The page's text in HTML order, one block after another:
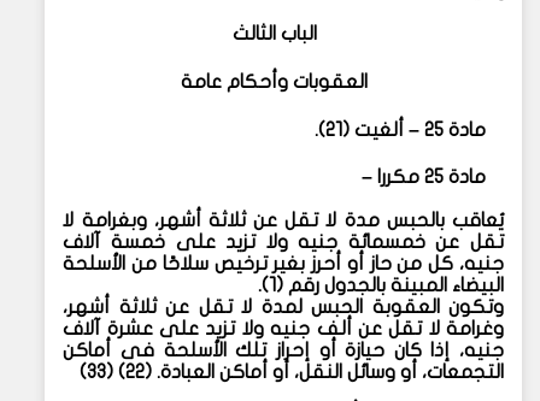
الباب الثالث
العقوبات وأحكام عامة
مادة ٢٥ – ألغيت (٢١).
مادة ٢٥ مكررا –
يُعاقب بالحبس مدة لا تقل عن ثلاثة أشهر، وبغرامة لا
تقل عن خمسمائة جنيه ولا تزيد على خمسة آلاف
جنيه، كل من حاز أو أحرز بغير ترخيص سلاحًا من الأسلحة
البيضاء المبينة بالجدول رقم (١).
وتكون العقوبة الحبس لمدة لا تقل عن ثلاثة أشهر،
وغرامة لا تقل عن ألف جنيه ولا تزيد على عشرة آلاف
جنيه، إذا كان حيازة أو إحراز تلك الأسلحة فى أماكن
التجمعات، أو وسائل النقل، أو أماكن العبادة. (٢٢) (٣٣)